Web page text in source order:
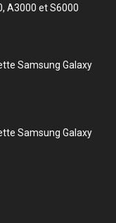
A3000 et S6000
Samsung Galaxy
Samsung Galaxy